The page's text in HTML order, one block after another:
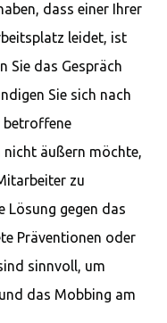
dass einer Ihrer
leidet, ist
Sie das Gespräch
Sie sich nach
betroffene
nicht äußern möchte,
zu
Lösung gegen das
Präventionen oder
sinnvoll, um
das Mobbing am